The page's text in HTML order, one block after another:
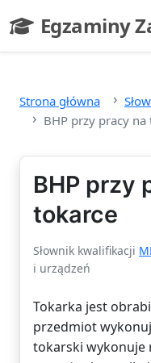
Egzaminy
- strona
Strona główna
BHP przy pracy na
BHP przy
tokarce
Słownik kwalifikacji
i urządzeń
Tokarka jest
przedmiot
tokarski wykonuje